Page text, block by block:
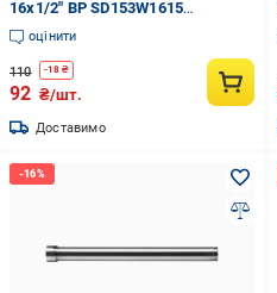
16х1/2" ВР SD153W1615
(SD00002623)
оцінити
110 -18 ₴
92 ₴/шт.
Доставимо